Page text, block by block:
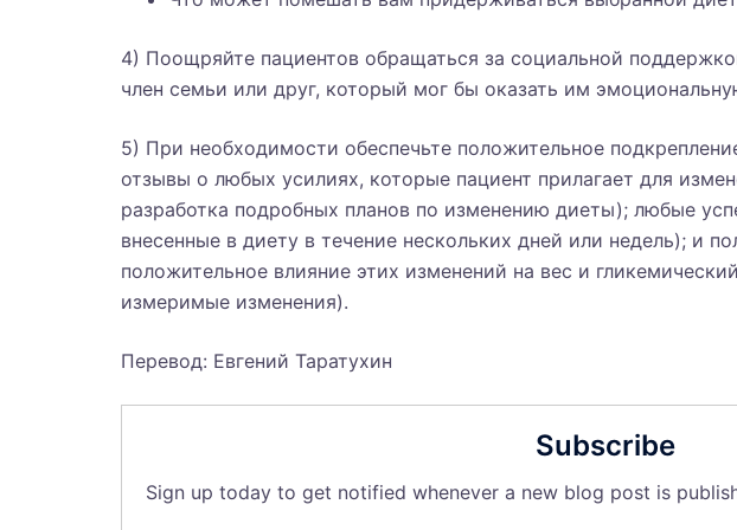
4) Поощряйте пациентов обращаться за социальной
член семьи или друг, который мог бы оказать им
5) При необходимости обеспечьте положительное
отзывы о любых усилиях, которые пациент прилагает для
разработка подробных планов по изменению диеты); любые
внесенные в диету в течение нескольких дней или недель); и
положительное влияние этих изменений на вес и
измеримые изменения).
Перевод: Евгений Таратухин
Subscribe
Sign up today to get notified whenever a new blog post is